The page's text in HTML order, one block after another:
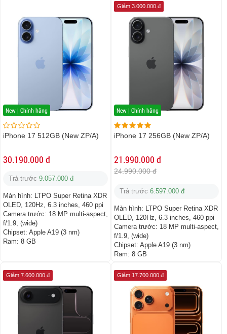
New | Chính hãng
iPhone 17 512GB (New ZP/A)
30.190.000 đ
Trả trước 9.057.000 đ
Màn hình: LTPO Super Retina XDR
OLED, 120Hz, 6.3 inches, 460 ppi
Camera trước: 18 MP multi-aspect,
f/1.9, (wide)
Chipset: Apple A19 (3 nm)
Ram: 8 GB
New | Chính hãng
Giảm 3.000.000 đ
iPhone 17 256GB (New ZP/A)
21.990.000 đ
24.990.000 đ
Trả trước 6.597.000 đ
Màn hình: LTPO Super Retina XDR
OLED, 120Hz, 6.3 inches, 460 ppi
Camera trước: 18 MP multi-aspect,
f/1.9, (wide)
Chipset: Apple A19 (3 nm)
Ram: 8 GB
Giảm 7.600.000 đ Giảm 17.700.000 đ